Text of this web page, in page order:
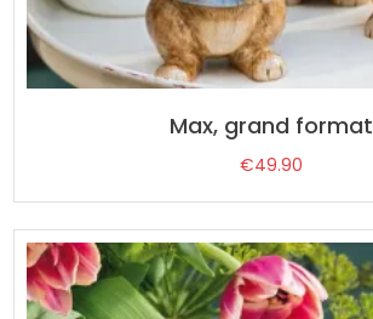
Max, grand format
€49.90